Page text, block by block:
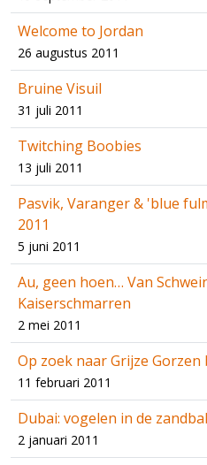
Welcome to Jordan
26 augustus 2011
Bruine Visuil
31 juli 2011
Twitching Boobies
13 juli 2011
Pasvik, Varanger & 'blue
2011
5 juni 2011
Au, geen hoen… Van
Kaiserschmarren
2 mei 2011
Op zoek naar Grijze
11 februari 2011
Dubai: vogelen in de
2 januari 2011